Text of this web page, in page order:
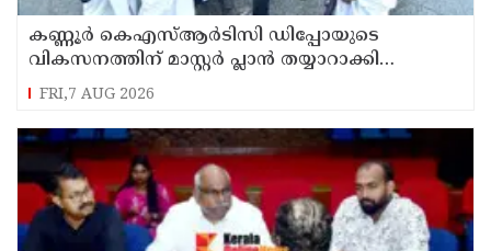
കണ്ണൂർ കെഎസ്ആർടിസി ഡിപ്പോയുടെ
വികസനത്തിന് മാസ്റ്റർ പ്ലാൻ തയ്യാറാക്കി
സമർപ്പിക്കും : ടി ഒ മോഹനൻ എം എൽ എ
FRI,7 AUG 2026